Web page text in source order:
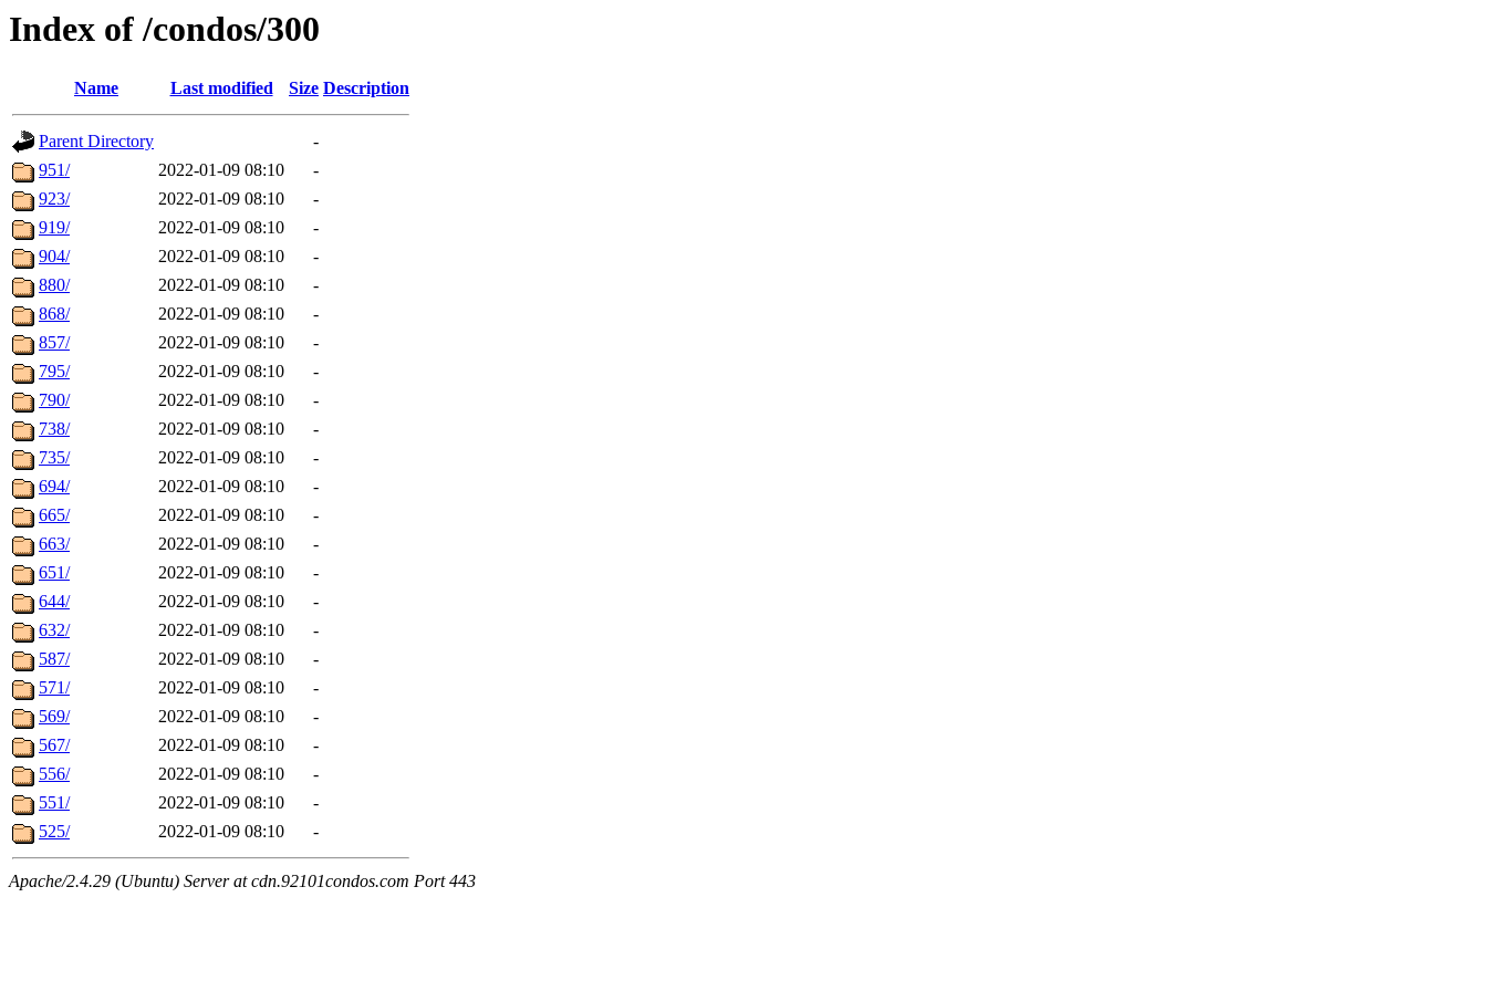
Index of /condos/300
Name Last modified Size Description
Parent Directory
-
951/
2022-01-09 08:10
-
923/
2022-01-09 08:10
-
919/
2022-01-09 08:10
-
904/
2022-01-09 08:10
-
880/
2022-01-09 08:10
-
868/
2022-01-09 08:10
-
857/
2022-01-09 08:10
-
795/
2022-01-09 08:10
-
790/
2022-01-09 08:10
-
738/
2022-01-09 08:10
-
735/
2022-01-09 08:10
-
694/
2022-01-09 08:10
-
665/
2022-01-09 08:10
-
663/
2022-01-09 08:10
-
651/
2022-01-09 08:10
-
644/
2022-01-09 08:10
-
632/
2022-01-09 08:10
-
587/
2022-01-09 08:10
-
571/
2022-01-09 08:10
-
569/
2022-01-09 08:10
-
567/
2022-01-09 08:10
-
556/
2022-01-09 08:10
-
551/
2022-01-09 08:10
-
525/
2022-01-09 08:10 -
Apache/2.4.29 (Ubuntu) Server at cdn.92101condos.com Port 443